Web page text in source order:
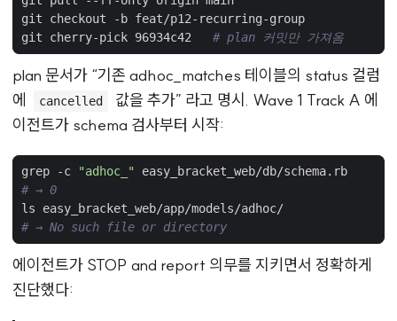
git cherry-pick 96934c42 # plan 커밋만 가져옴
plan 문서가 “기존 adhoc_matches 테이블의 status 컬럼
에
cancelled
값을 추가” 라고 명시. Wave 1 Track A 에
이전트가 schema 검사부터 시작:
grep -c "adhoc_"
# → 0
# → No such file or directory
에이전트가 STOP and report 의무를 지키면서 정확하게
진단했다: